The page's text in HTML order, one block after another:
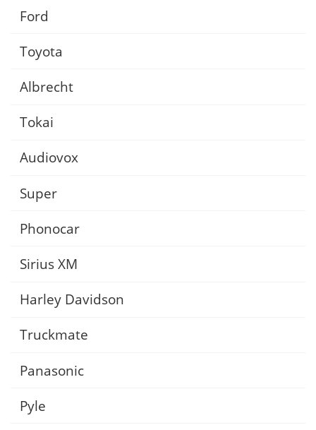
Ford
Toyota
Albrecht
Tokai
Audiovox
Super
Phonocar
Sirius XM
Harley Davidson
Truckmate
Panasonic
Pyle